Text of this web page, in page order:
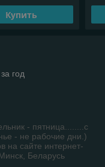
Купить
год
- пятница........с
- не рабочие дни.)
на сайте интернет-
Беларусь